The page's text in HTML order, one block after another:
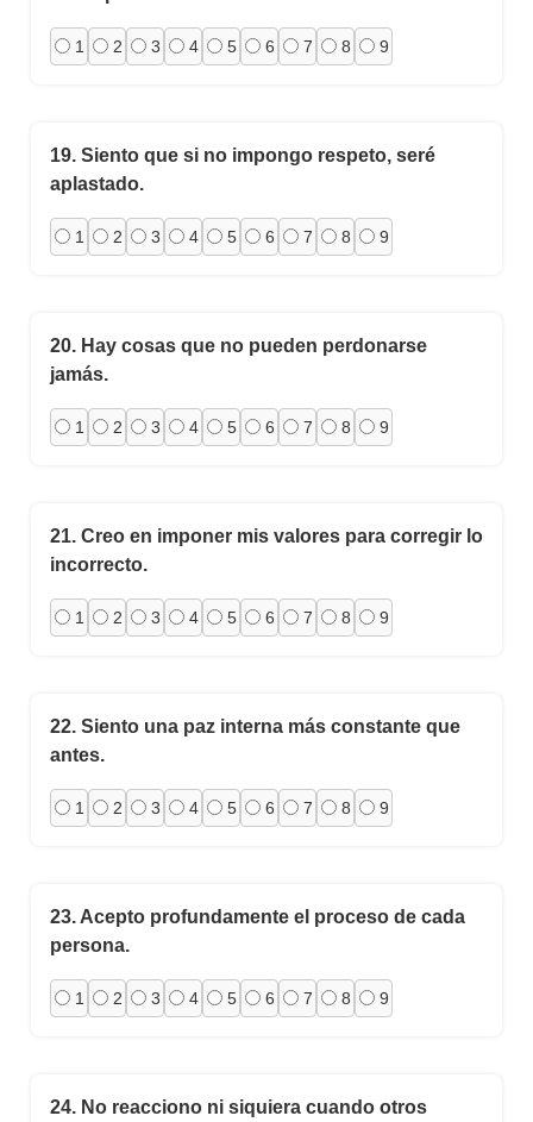
1 2 3 4 5 6 7 8 9
19. Siento que si no impongo respeto, seré
aplastado.
1 2 3 4 5 6 7 8 9
20. Hay cosas que no pueden perdonarse
jamás.
1 2 3 4 5 6 7 8 9
21. Creo en imponer mis valores para corregir lo
incorrecto.
1 2 3 4 5 6 7 8 9
22. Siento una paz interna más constante que
antes.
1 2 3 4 5 6 7 8 9
23. Acepto profundamente el proceso de cada
persona.
1 2 3 4 5 6 7 8 9
24. No reacciono ni siquiera cuando otros